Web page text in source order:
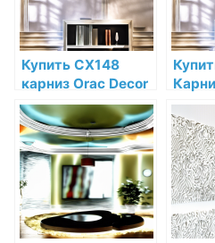
Купить CX148
карниз Orac Decor
Дюрополимер по
низкой цене в
интернет-
магазине